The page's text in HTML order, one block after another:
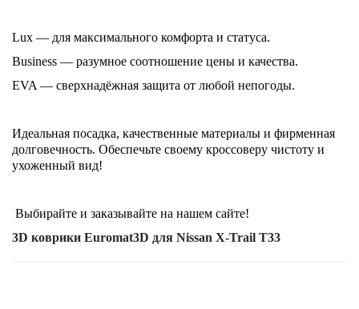
Lux — для максимального комфорта и статуса.
Business — разумное соотношение цены и качества.
EVA — сверхнадёжная защита от любой непогоды.
Идеальная посадка, качественные материалы и фирменная
долговечность. Обеспечьте своему кроссоверу чистоту и
ухоженный вид!
Выбирайте и заказывайте на нашем сайте!
3D коврики Euromat3D для Nissan X-Trail T33